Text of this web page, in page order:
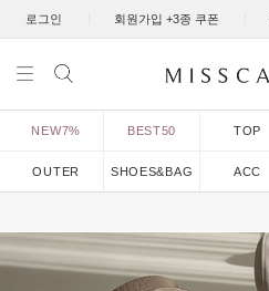
로그인 회원가입 +3종 쿠폰
NEW7% BEST50 TOP
OUTER SHOES&BAG ACC